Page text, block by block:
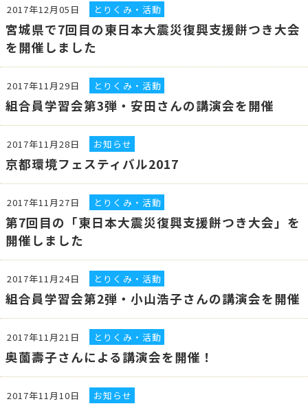
2017年12月05日 とりくみ・活動
宮城県で7回目の東日本大震災復興支援餅つき大会
を開催しました
2017年11月29日 とりくみ・活動
組合員学習会第3弾・安田さんの講演会を開催
2017年11月28日 お知らせ
京都環境フェスティバル2017
2017年11月27日 とりくみ・活動
第7回目の「東日本大震災復興支援餅つき大会」を
開催しました
2017年11月24日 とりくみ・活動
組合員学習会第2弾・小山浩子さんの講演会を開催
2017年11月21日 とりくみ・活動
奥薗壽子さんによる講演会を開催！
2017年11月10日 お知らせ